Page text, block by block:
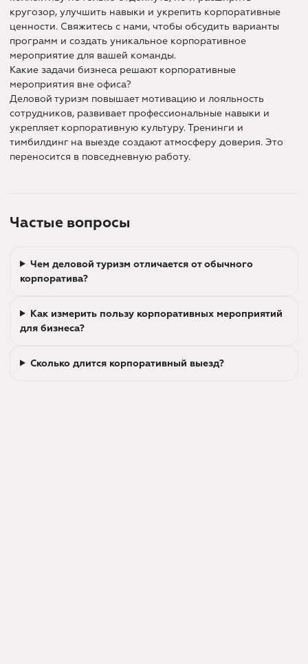
кругозор, улучшить навыки и укрепить корпоративные
ценности. Свяжитесь с нами, чтобы обсудить варианты
программ и создать уникальное корпоративное
мероприятие для вашей команды.
Какие задачи бизнеса решают корпоративные
мероприятия вне офиса?
Деловой туризм повышает мотивацию и лояльность
сотрудников, развивает профессиональные навыки и
укрепляет корпоративную культуру. Тренинги и
тимбилдинг на выезде создают атмосферу доверия. Это
переносится в повседневную работу.
Частые вопросы
Чем деловой туризм отличается от обычного
корпоратива?
Как измерить пользу корпоративных мероприятий
для бизнеса?
Сколько длится корпоративный выезд?